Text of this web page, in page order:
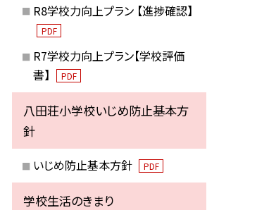
R8学校力向上プラン 【進捗確認】
PDF
R7学校力向上プラン【学校評価
書】
PDF
八田荘小学校いじめ防止基本方
針
いじめ防止基本方針 PDF
学校生活のきまり